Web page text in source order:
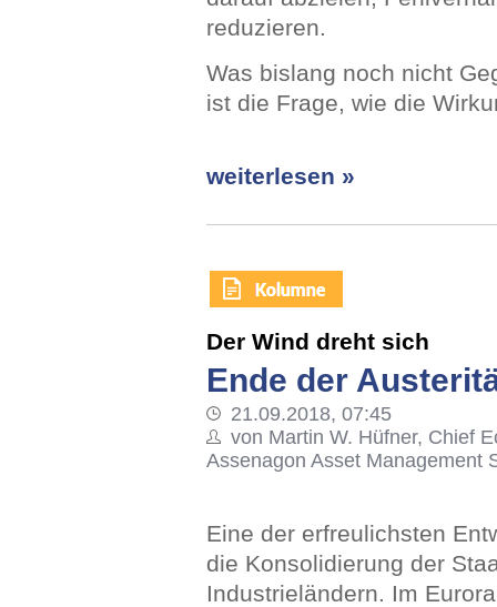
reduzieren.
Was bislang noch nicht
ist die Frage, wie die
weiterlesen »
Der Wind dreht sich
Ende der
21.09.2018, 07:45
von Martin W. Hüfner, Chief
Assenagon Asset Management
Eine der erfreulichsten
die Konsolidierung der
Industrieländern. Im